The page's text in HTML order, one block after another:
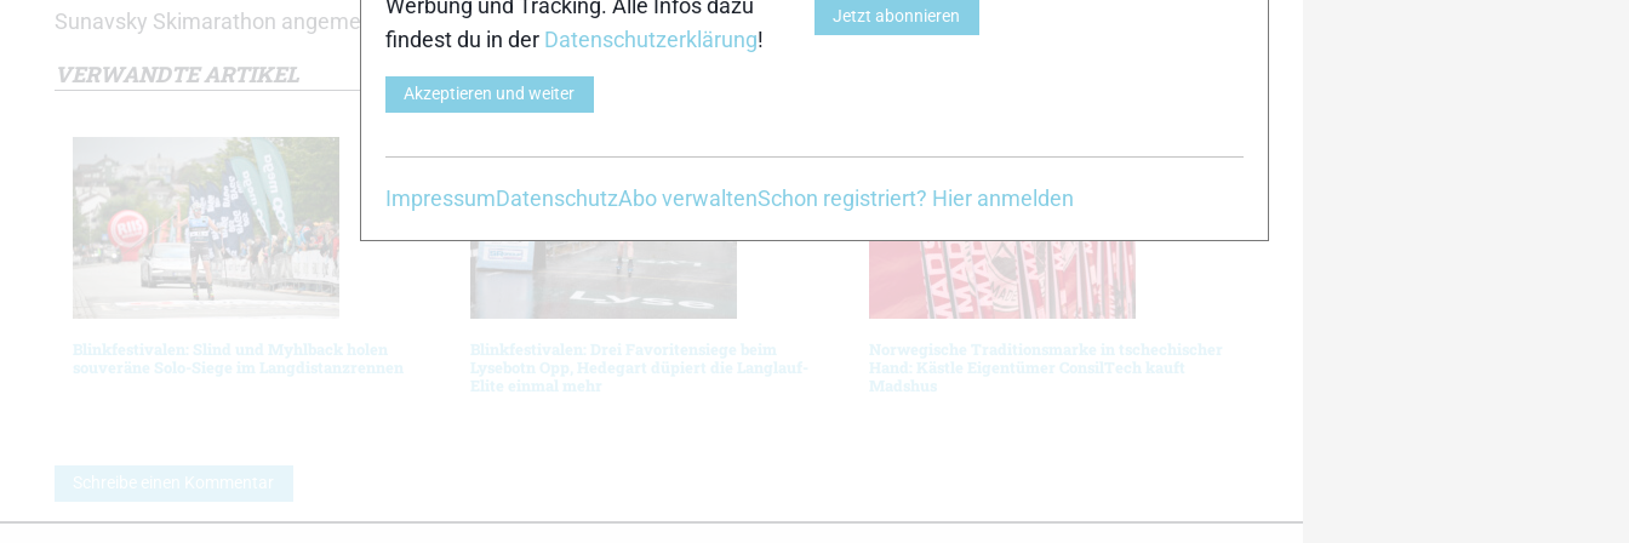
Sunavsky Skimarathon angemeldet. Eine Nachmeldung ist vor Ort in Kvilda noch bis zum jeweiligen Renntag möglich.
VERWANDTE ARTIKEL
Blinkfestivalen: Slind und Myhlback holen
souveräne Solo-Siege im Langdistanzrennen
Blinkfestivalen: Drei Favoritensiege beim
Lysebotn Opp, Hedegart düpiert die Langlauf-
Elite einmal mehr
Norwegische Traditionsmarke in tschechischer
Hand: Kästle Eigentümer ConsilTech kauft
Madshus
Schreibe einen Kommentar
Werbung und Tracking. Alle Infos dazu
findest du in der Datenschutzerklärung!
Akzeptieren und weiter
Jetzt abonnieren
ImpressumDatenschutzAbo verwaltenSchon registriert? Hier anmelden